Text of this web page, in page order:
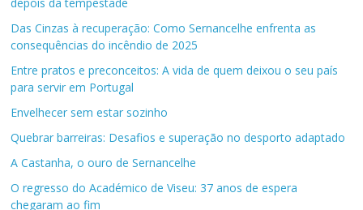
depois da tempestade
Das Cinzas à recuperação: Como Sernancelhe enfrenta as
consequências do incêndio de 2025
Entre pratos e preconceitos: A vida de quem deixou o seu país
para servir em Portugal
Envelhecer sem estar sozinho
Quebrar barreiras: Desafios e superação no desporto adaptado
A Castanha, o ouro de Sernancelhe
O regresso do Académico de Viseu: 37 anos de espera
chegaram ao fim